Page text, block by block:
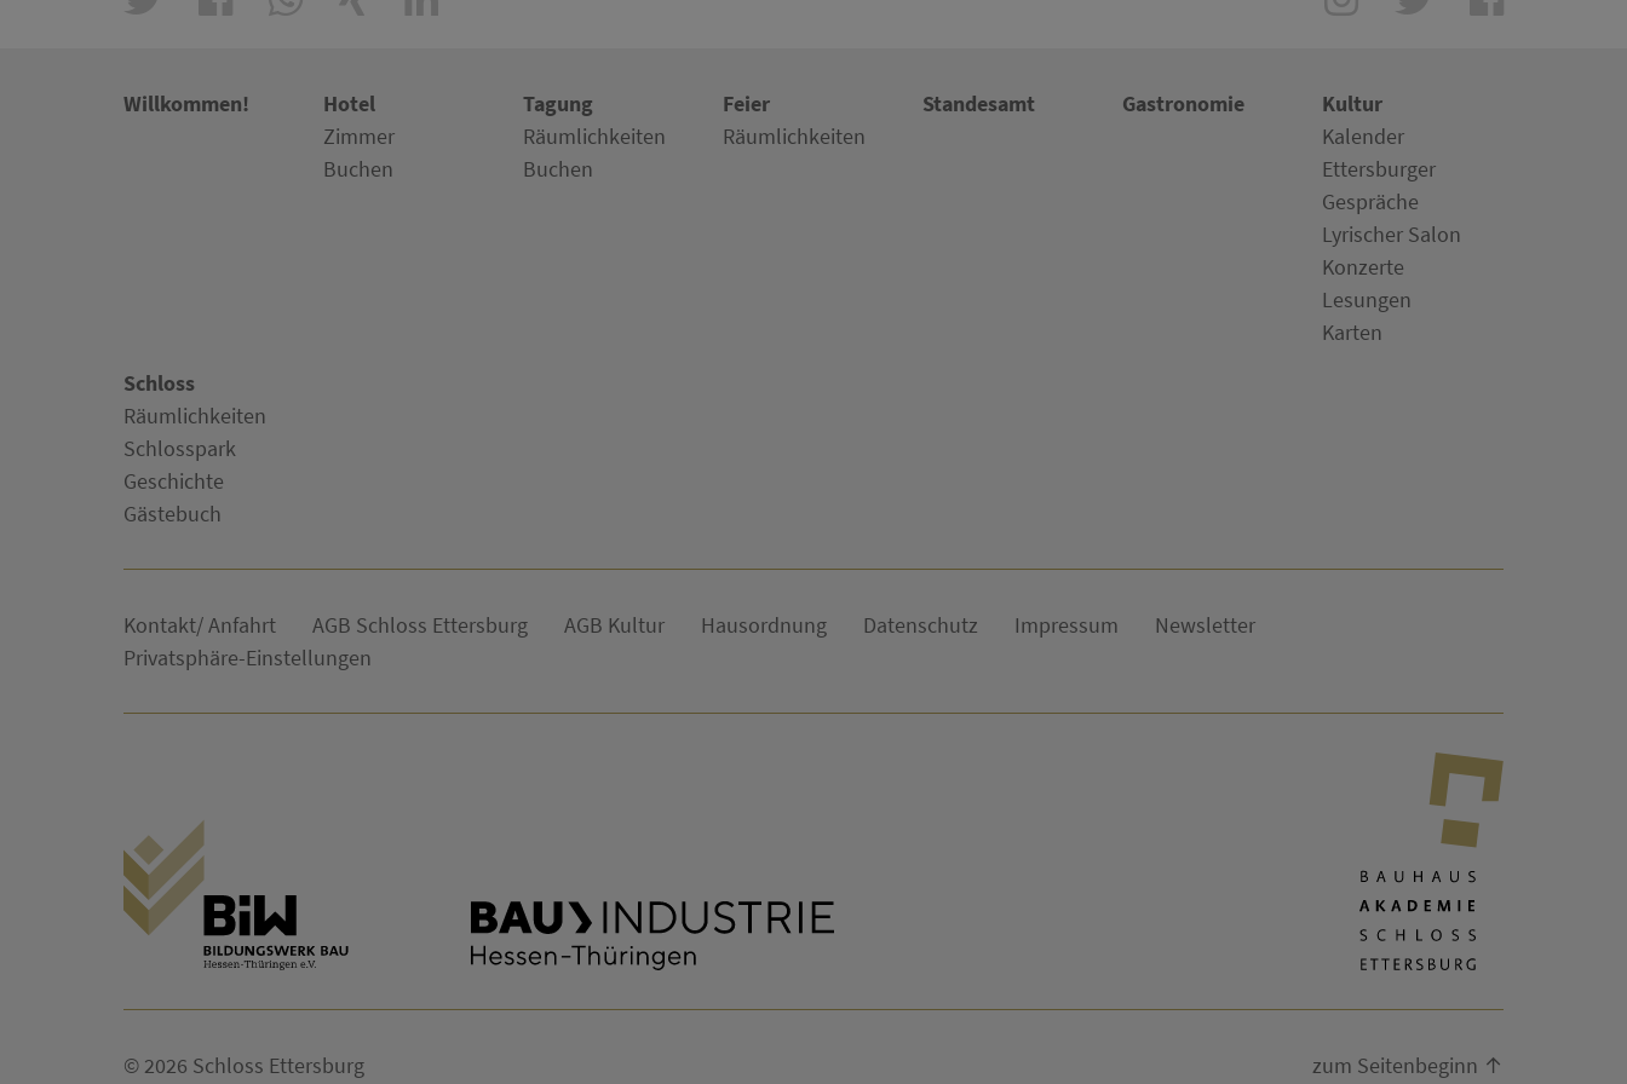
Willkommen!
Hotel
Zimmer
Buchen
Tagung
Räumlichkeiten
Buchen
Feier
Räumlichkeiten
Standesamt Gastronomie
Kultur
Kalender
Ettersburger
Gespräche
Lyrischer Salon
Konzerte
Lesungen
Karten
Schloss
Räumlichkeiten
Schlosspark
Geschichte
Gästebuch
Kontakt/ Anfahrt AGB Schloss Ettersburg AGB Kultur Hausordnung Datenschutz Impressum
Newsletter
Privatsphäre-Einstellungen
© 2026 Schloss Ettersburg zum Seitenbeginn ↑